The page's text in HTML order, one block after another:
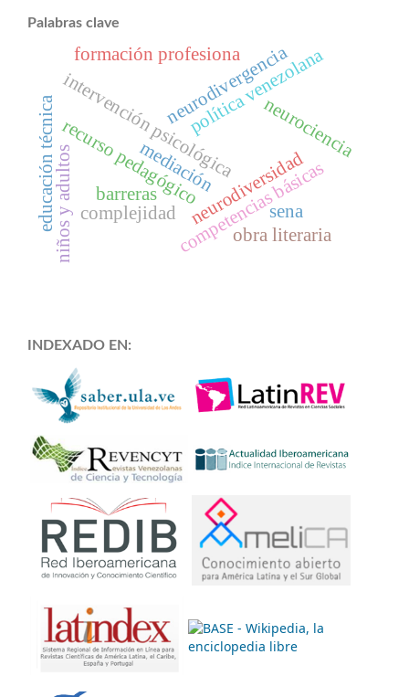
Palabras clave
intervención psicológicapolítica venezolana
neurodivergencia
neurodiversidad
competencias básicas
neurociencia
mediación
recurso pedagógico
obra literaria
complejidad
formación profesiona
sena
educación técnicaniños y adultos barreras
INDEXADO EN: